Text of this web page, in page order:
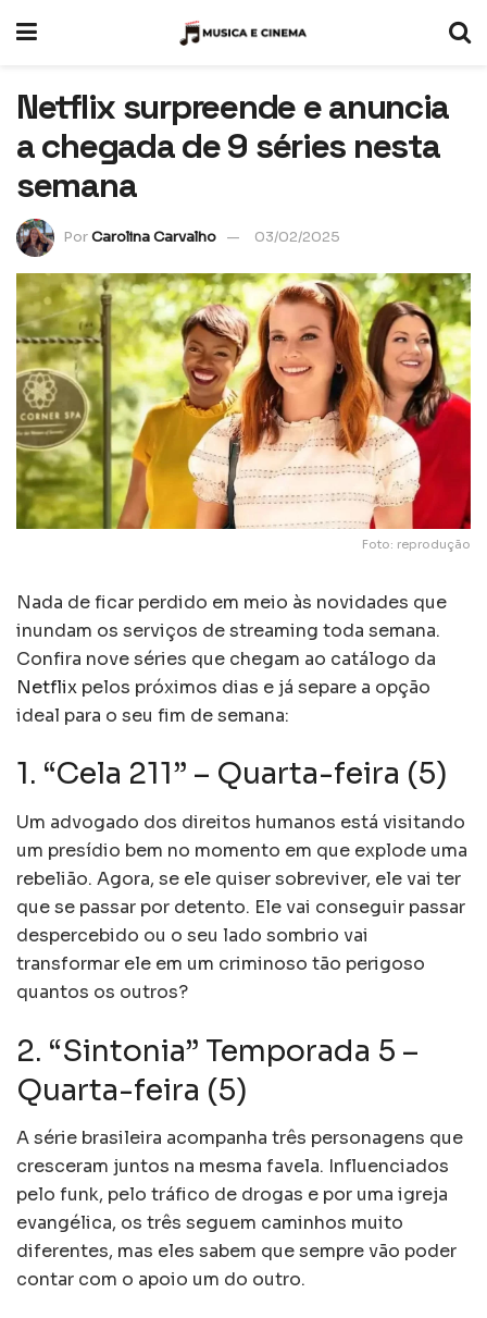
Netflix surpreende e anuncia
a chegada de 9 séries nesta
semana
PorCarolina Carvalho 03/02/2025
Foto: reprodução
Nada de ficar perdido em meio às novidades que
inundam os serviços de streaming toda semana.
Confira nove séries que chegam ao catálogo da
Netflix pelos próximos dias e já separe a opção
ideal para o seu fim de semana:
1. “Cela 211” – Quarta-feira (5)
Um advogado dos direitos humanos está visitando
um presídio bem no momento em que explode uma
rebelião. Agora, se ele quiser sobreviver, ele vai ter
que se passar por detento. Ele vai conseguir passar
despercebido ou o seu lado sombrio vai
transformar ele em um criminoso tão perigoso
quantos os outros?
2. “Sintonia” Temporada 5 –
Quarta-feira (5)
A série brasileira acompanha três personagens que
cresceram juntos na mesma favela. Influenciados
pelo funk, pelo tráfico de drogas e por uma igreja
evangélica, os três seguem caminhos muito
diferentes, mas eles sabem que sempre vão poder
contar com o apoio um do outro.